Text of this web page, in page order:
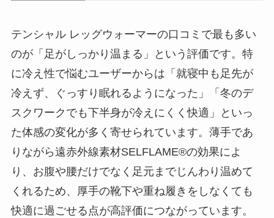
テンシャル レッグウォーマーの口コミで最も多い
のが「足がしっかり温まる」という評価です。特
に冷え性で悩むユーザーからは「就寝中も足先が
冷えず、ぐっすり眠れるようになった」「冬のデ
スクワークでも下半身が冷えにくく快適」といっ
た体感の変化が多く寄せられています。薄手であ
りながら遠赤外線素材SELFLAME®の効果によ
り、お腹や腰だけでなく足元までじんわり温めて
くれるため、厚手の靴下や重ね履きをしなくても
快適に過ごせる点が高評価につながっています。